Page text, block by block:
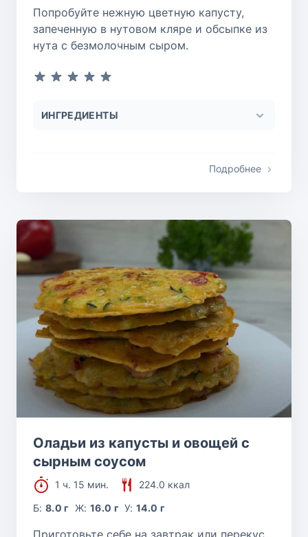
Попробуйте нежную цветную капусту,
запеченную в нутовом кляре и обсыпке из
нута с безмолочным сыром.
ИНГРЕДИЕНТЫ
Подробнее
Оладьи из капусты и овощей с
сырным соусом
1 ч. 15 мин.
224.0 ккал
Б:8.0 г Ж: 16.0 г У:14.0 г
Приготовьте себе на завтрак или перекус